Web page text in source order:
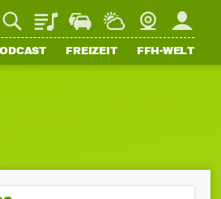
PlaylistStaupilotWetterWebcamMein FFH
FREIZEIT FFH-WELT